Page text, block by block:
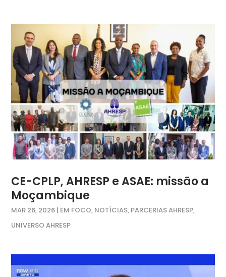
CE-CPLP, AHRESP e ASAE: missão a
Moçambique
MAR 26, 2026 | EM FOCO, NOTÍCIAS, PARCERIAS AHRESP,
UNIVERSO AHRESP